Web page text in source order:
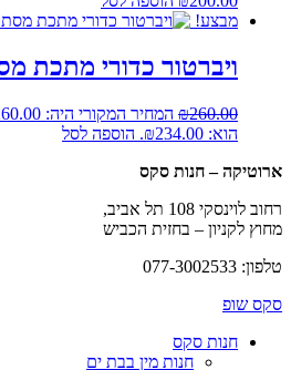
מבצע!
ויברטור כדורי מתכת
₪260.00 המחיר המקורי היה: ₪260.00.
הוא: ₪234.00.
הוספה לסל
ארוטיקה – חנות סקס
רחוב לוינסקי 108 תל אביב,
מחוץ לקניון – בחזית הכביש
טלפון: 077-3002533
סקס שופ
חנות סקס
חנות מין בבת ים